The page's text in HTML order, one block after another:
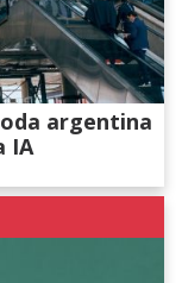
argentina
IA